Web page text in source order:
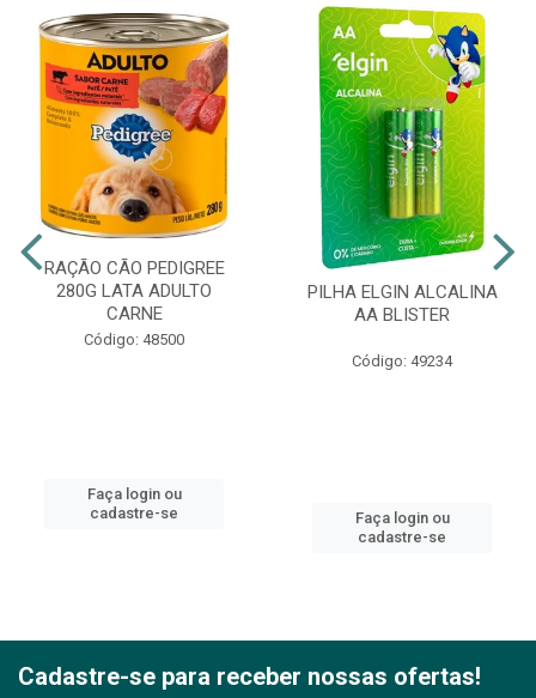
RAÇÃO CÃO PEDIGREE
280G LATA ADULTO
CARNE
Código: 48500
Faça login ou
cadastre-se
PILHA ELGIN ALCALINA
AA BLISTER
Código: 49234
Faça login ou
cadastre-se
Cadastre-se para receber nossas ofertas!